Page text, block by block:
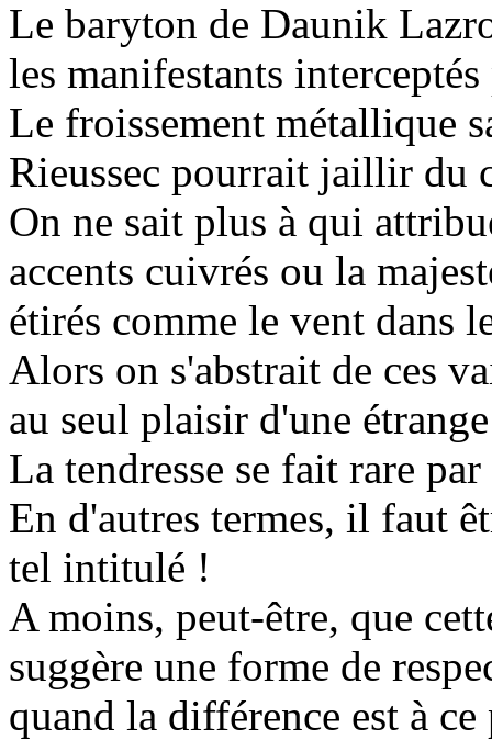
Le baryton de Daunik
les manifestants
Le froissement métallique
Rieussec pourrait jaillir du
On ne sait plus à qui
accents cuivrés ou la
étirés comme le vent dans
Alors on s'abstrait de ces
au seul plaisir d'une
La tendresse se fait rare
En d'autres termes, il faut
tel intitulé !
A moins, peut-être, que
suggère une forme de
quand la différence est à